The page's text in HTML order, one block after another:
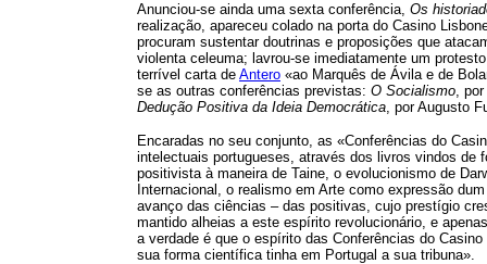
Anunciou-se ainda uma sexta conferência, Os
realização, apareceu colado na porta do Casino
procuram sustentar doutrinas e proposições que
violenta celeuma; lavrou-se imediatamente um
terrível carta de Antero «ao Marquês de Ávila e de
se as outras conferências previstas: O Socialismo,
Dedução Positiva da Ideia Democrática, por Augusto
Encaradas no seu conjunto, as «Conferências do
intelectuais portugueses, através dos livros vindos
positivista à maneira de Taine, o evolucionismo de
Internacional, o realismo em Arte como expressão
avanço das ciências – das positivas, cujo prestígio
mantido alheias a este espírito revolucionário, e
a verdade é que o espírito das Conferências do
sua forma científica tinha em Portugal a sua tribuna».